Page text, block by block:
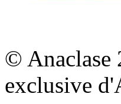
© Anaclase
exclusive